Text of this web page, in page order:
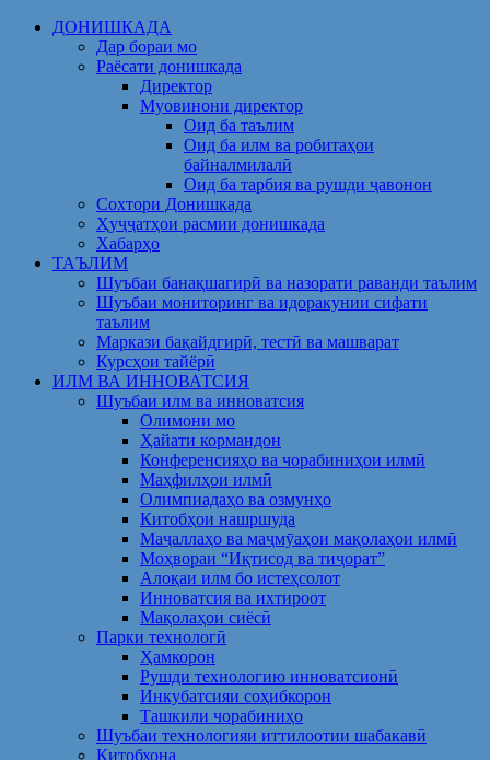
Skip
ДОНИШКАДА
Дар бораи мо
Раёсати донишкада
Директор
Муовинони директор
Оид ба таълим
Оид ба илм ва робитаҳои
байналмилалӣ
Оид ба тарбия ва рушди ҷавонон
Сохтори Донишкада
Ҳуҷҷатҳои расмии донишкада
Хабарҳо
ТАЪЛИМ
Шуъбаи банақшагирӣ ва назорати раванди таълим
Шуъбаи мониторинг ва идоракунии сифати
таълим
Маркази бақайдгирӣ, тестӣ ва машварат
Курсҳои тайёрӣ
ИЛМ ВА ИННОВАТСИЯ
Шуъбаи илм ва инноватсия
Олимони мо
Ҳайати кормандон
Конференсияҳо ва чорабиниҳои илмӣ
Маҳфилҳои илмӣ
Олимпиадаҳо ва озмунҳо
Китобҳои нашршуда
Маҷаллаҳо ва маҷмӯаҳои мақолаҳои илмӣ
Моҳвораи “Иқтисод ва тиҷорат”
Алоқаи илм бо истеҳсолот
Инноватсия ва ихтироот
Мақолаҳои сиёсӣ
Парки технологӣ
Ҳамкорон
Рушди технологию инноватсионӣ
Инкубатсияи соҳибкорон
Ташкили чорабиниҳо
Шуъбаи технологияи иттилоотии шабакавӣ
Китобхона